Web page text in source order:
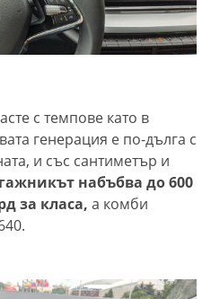
с темпове като в
генерация е по-дълга с
и със сантиметър и
набъбва до 600
за класа, а комби